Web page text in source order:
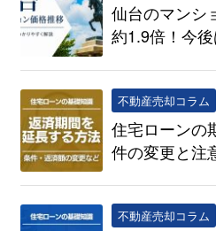
仙台のマンシ
約1.9倍！今後
不動産売却コラム
住宅ローンの
件の変更と注
不動産売却コラム